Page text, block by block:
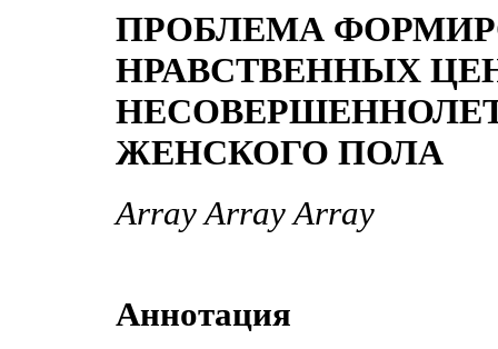
ПРОБЛЕМА
НРАВСТВЕННЫХ
ЖЕНСКОГО ПОЛА
Array Array Array
Аннотация